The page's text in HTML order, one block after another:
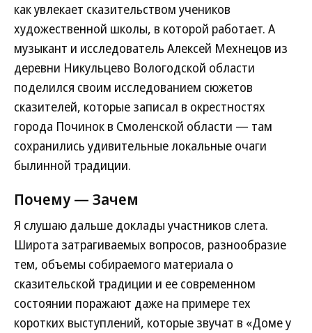
как увлекает сказительством учеников
художественной школы, в которой работает. А
музыкант и исследователь Алексей Мехнецов из
деревни Никульцево Вологодской области
поделился своим исследованием сюжетов
сказителей, которые записал в окрестностях
города Починок в Смоленской области — там
сохранились удивительные локальные очаги
былинной традиции.
Почему — Зачем
Я слушаю дальше доклады участников слета.
Широта затрагиваемых вопросов, разнообразие
тем, объемы собираемого материала о
сказительской традиции и ее современном
состоянии поражают даже на примере тех
коротких выступлений, которые звучат в «Доме у